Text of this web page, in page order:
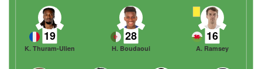
19
K. Thuram-Ulien
28
H. Boudaoui
16
A. Ramsey